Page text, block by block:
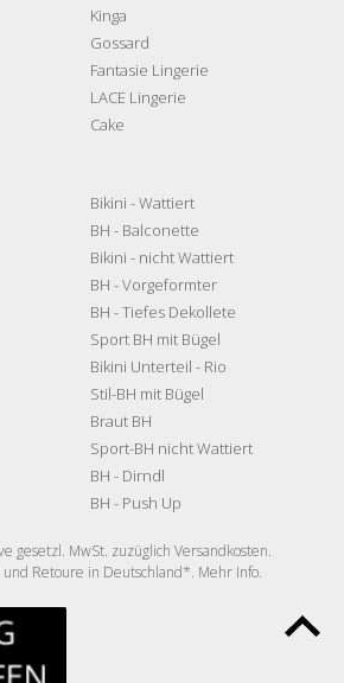
Kinga
Gossard
Fantasie Lingerie
LACE Lingerie
Cake
Bikini - Wattiert
BH - Balconette
Bikini - nicht Wattiert
BH - Vorgeformter
BH - Tiefes Dekollete
Sport BH mit Bügel
Bikini Unterteil - Rio
Stil-BH mit Bügel
Braut BH
Sport-BH nicht Wattiert
BH - Dirndl
BH - Push Up
gesetzl. MwSt. zuzüglich Versandkosten.
und Retoure in Deutschland*. Mehr Info.